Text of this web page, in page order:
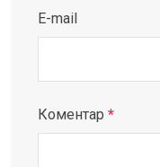
E-mail
Коментар *